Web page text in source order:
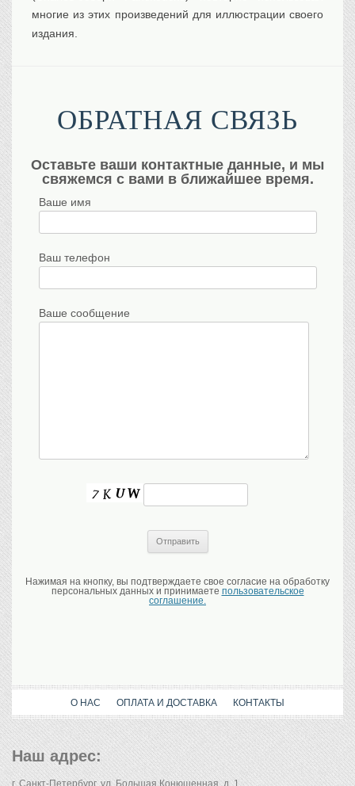
многие из этих произведений для иллюстрации своего
издания.
ОБРАТНАЯ СВЯЗЬ
Оставьте ваши контактные данные, и мы
свяжемся с вами в ближайшее время.
Ваше имя
Ваш телефон
Ваше сообщение
Нажимая на кнопку, вы подтверждаете свое согласие на обработку
персональных данных и принимаете пользовательское
соглашение.
О НАС ОПЛАТА И ДОСТАВКА КОНТАКТЫ
Наш адрес:
г. Санкт-Петербург, ул. Большая Конюшенная, д. 1